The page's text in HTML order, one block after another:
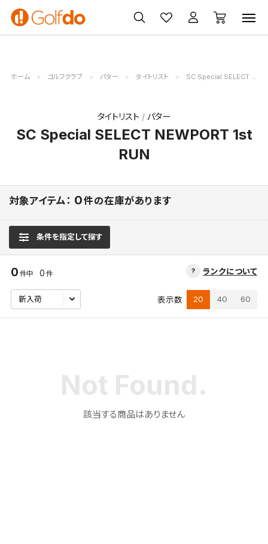
ゴルフ
クラブ
ゴルフ用品
買取
無料査定
クーポン
一覧
ホーム ゴルフクラブ パター タイトリスト SC Special SELECT NEWPORT 1st RUN
タイトリスト パター
SC Special SELECT NEWPORT 1st
RUN
対象アイテム： 0件の在庫があります
条件を指定して探す
ランクについて
0 件中 0 件
表示数 20 40 60
該当する商品はありません